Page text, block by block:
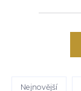
Nejnovější